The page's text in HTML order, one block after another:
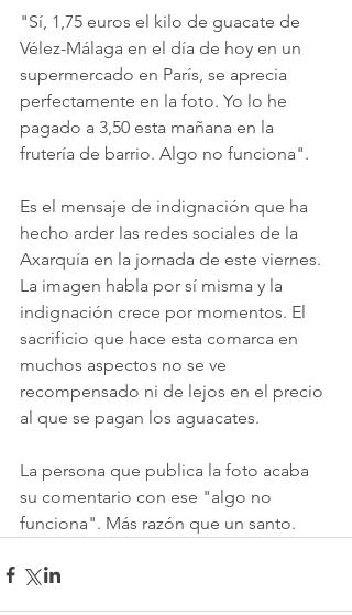
"Sí, 1,75 euros el kilo de guacate de
Vélez-Málaga en el día de hoy en un
supermercado en París, se aprecia
perfectamente en la foto. Yo lo he
pagado a 3,50 esta mañana en la
frutería de barrio. Algo no funciona".
Es el mensaje de indignación que ha
hecho arder las redes sociales de la
Axarquía en la jornada de este viernes.
La imagen habla por sí misma y la
indignación crece por momentos. El
sacrificio que hace esta comarca en
muchos aspectos no se ve
recompensado ni de lejos en el precio
al que se pagan los aguacates.
La persona que publica la foto acaba
su comentario con ese "algo no
funciona". Más razón que un santo.